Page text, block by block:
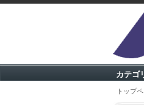
カテゴ
トップ